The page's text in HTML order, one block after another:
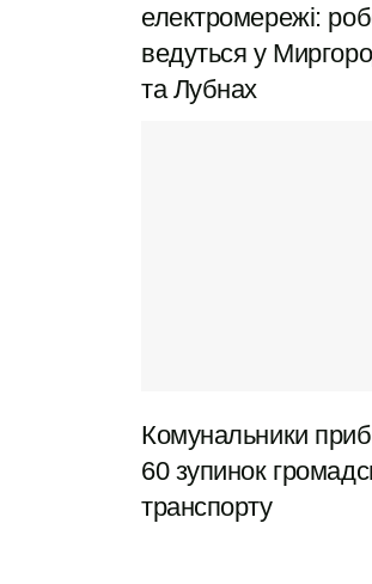
пішов з життя у 1838 році. Тут він
частину свого життя, а отже — і
частину своєї спадщини.
електромережі:
ведуться у
та Лубнах
Комунальники
60 зупинок
транспорту